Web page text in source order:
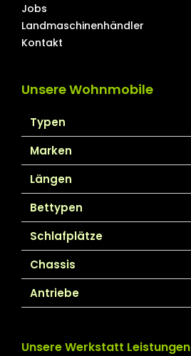
Jobs
Landmaschinenhändler
Kontakt
Unsere Wohnmobile
Typen
Marken
Längen
Bettypen
Schlafplätze
Chassis
Antriebe
Unsere Werkstatt Leistungen